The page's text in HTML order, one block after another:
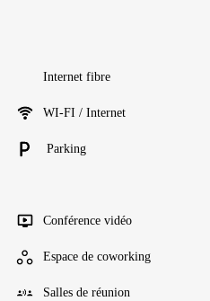
Internet fibre
WI-FI / Internet
Parking
Conférence vidéo
Espace de coworking
Salles de réunion